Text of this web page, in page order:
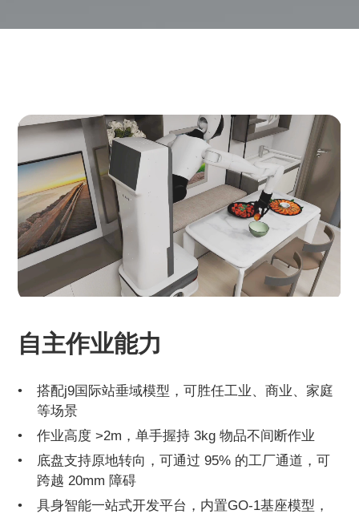
自主作业能力
搭配j9国际站垂域模型，可胜任工业、商业、家庭
等场景
作业高度 >2m，单手握持 3kg 物品不间断作业
底盘支持原地转向，可通过 95% 的工厂通道，可
跨越 20mm 障碍
具身智能一站式开发平台，内置GO-1基座模型，